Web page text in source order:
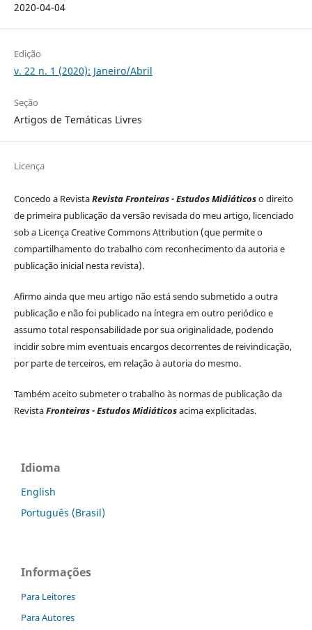
2020-04-04
Edição
v. 22 n. 1 (2020): Janeiro/Abril
Seção
Artigos de Temáticas Livres
Licença
Concedo a RevistaRevista Fronteiras - Estudos Midiáticoso direito
de primeira publicação da versão revisada do meu artigo, licenciado
sob a Licença Creative Commons Attribution (que permite o
compartilhamento do trabalho com reconhecimento da autoria e
publicação inicial nesta revista).
Afirmo ainda que meu artigo não está sendo submetido a outra
publicação e não foi publicado na íntegra em outro periódico e
assumo total responsabilidade por sua originalidade, podendo
incidir sobre mim eventuais encargos decorrentes de reivindicação,
por parte de terceiros, em relação à autoria do mesmo.
Também aceito submeter o trabalho às normas de publicação da
RevistaFronteiras - Estudos Midiáticosacima explicitadas.
Idioma
English
Português (Brasil)
Informações
Para Leitores
Para Autores